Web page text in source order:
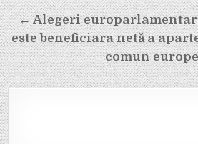
← Alegeri
este beneficiara netă a
comun